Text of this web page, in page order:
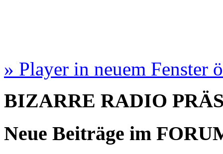
» Player in neuem Fenster
BIZARRE RADIO
Neue Beiträge im